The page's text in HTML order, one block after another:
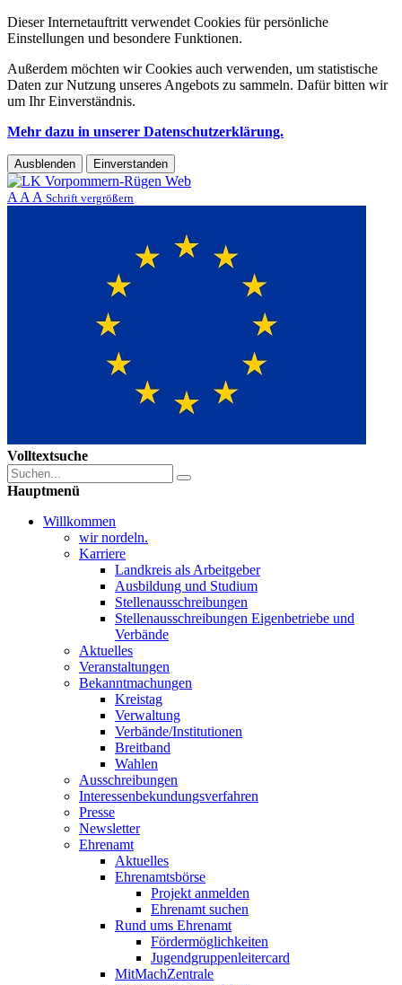
Dieser Internetauftritt verwendet Cookies für persönliche
Einstellungen und besondere Funktionen.
Außerdem möchten wir Cookies auch verwenden, um statistische
Daten zur Nutzung unseres Angebots zu sammeln. Dafür bitten wir
um Ihr Einverständnis.
Mehr dazu in unserer Datenschutzerklärung.
Ausblenden Einverstanden
A A A Schrift vergrößern
Volltextsuche
Hauptmenü
Willkommen
wir nordeln.
Karriere
Landkreis als Arbeitgeber
Ausbildung und Studium
Stellenausschreibungen
Stellenausschreibungen Eigenbetriebe und
Verbände
Aktuelles
Veranstaltungen
Bekanntmachungen
Kreistag
Verwaltung
Verbände/Institutionen
Breitband
Wahlen
Ausschreibungen
Interessen­bekundungsverfahren
Presse
Newsletter
Ehrenamt
Aktuelles
Ehrenamtsbörse
Projekt anmelden
Ehrenamt suchen
Rund ums Ehrenamt
Fördermöglichkeiten
Jugendgruppenleitercard
MitMachZentrale